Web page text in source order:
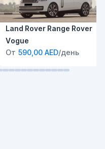
Land Rover Range Rover
Vogue
От 590,00 AED/день